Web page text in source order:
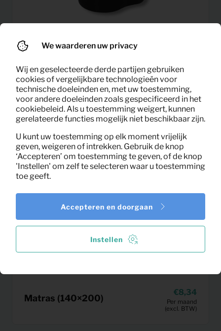
Per maand
(excl. BTW)
Matras (140×200)
8,34
Per maand
(excl. BTW)
We waarderen uw privacy
Wij en geselecteerde derde partijen gebruiken
cookies of vergelijkbare technologieën voor
technische doeleinden en, met uw toestemming,
voor andere doeleinden zoals gespecificeerd in het
cookiebeleid. Als u toestemming weigert, kunnen
gerelateerde functies mogelijk niet beschikbaar zijn.
U kunt uw toestemming op elk moment vrijelijk
geven, weigeren of intrekken. Gebruik de knop
‘Accepteren’ om toestemming te geven, of de knop
'Instellen' om zelf te selecteren waar u toestemming
toe geeft.
Instellen
Accepteren en doorgaan